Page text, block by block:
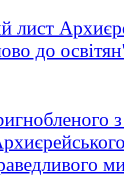
лист
до